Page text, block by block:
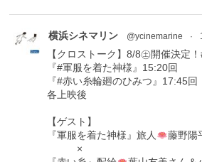
横浜シネマリン @ycinemarine ·
【クロストーク】8/8㊏開催決定
『#軍服を着た神様』15:20回
『#赤い糸輪廻のひみつ』17:45回
各上映後
【ゲスト】
『軍服を着た神様』旅人
藤野陽
×